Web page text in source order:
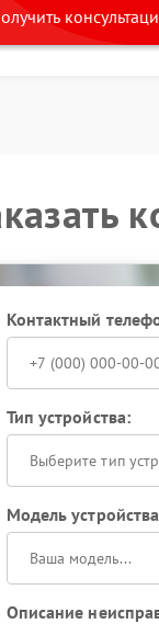
Контактный
Тип устройства:
Выберите тип
Модель
Описание